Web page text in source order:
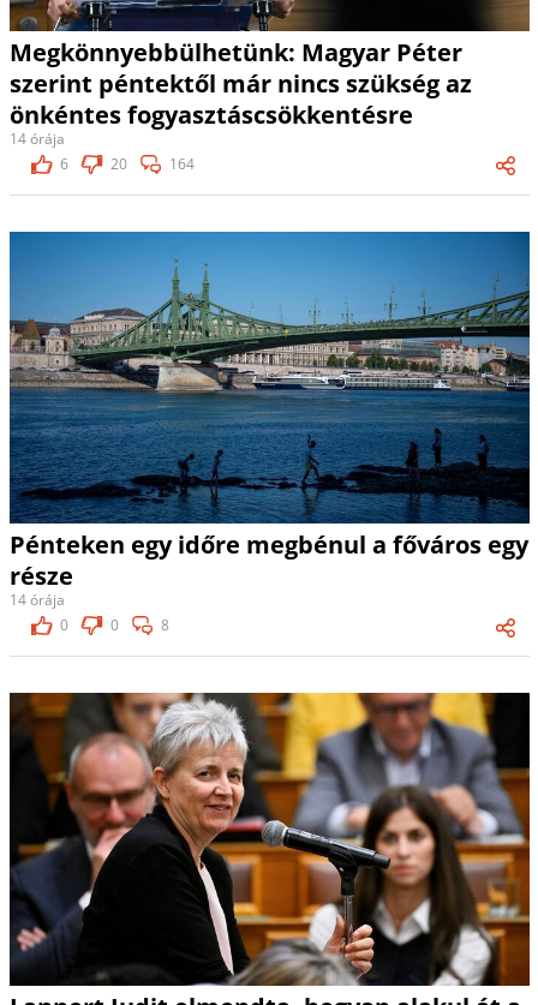
Megkönnyebbülhetünk: Magyar Péter
szerint péntektől már nincs szükség az
önkéntes fogyasztáscsökkentésre
14 órája
6
20 164
Pénteken egy időre megbénul a főváros egy
része
14 órája
0
0 8